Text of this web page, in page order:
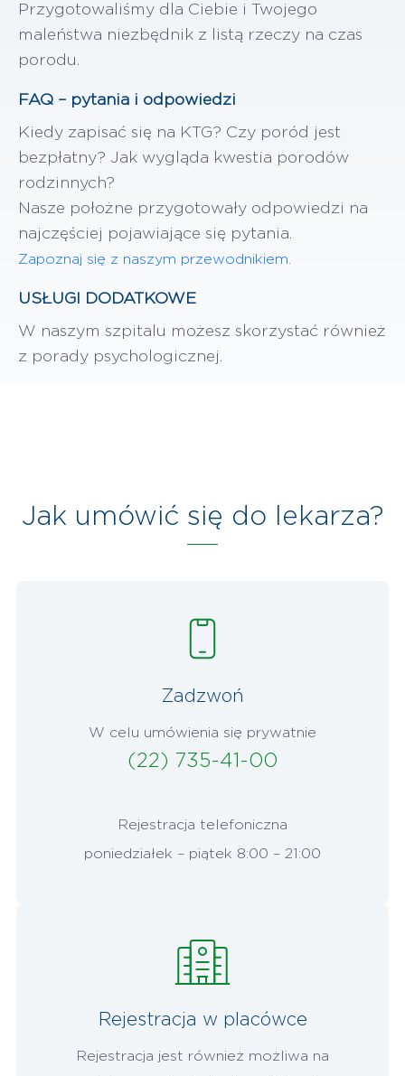
Przygotowaliśmy dla Ciebie i Twojego
maleństwa niezbędnik z listą rzeczy na czas
porodu.
FAQ – pytania i odpowiedzi
Kiedy zapisać się na KTG? Czy poród jest
bezpłatny? Jak wygląda kwestia porodów
rodzinnych?
Nasze położne przygotowały odpowiedzi na
najczęściej pojawiające się pytania.
Zapoznaj się z naszym przewodnikiem.
USŁUGI DODATKOWE
W naszym szpitalu możesz skorzystać również
z porady psychologicznej.
Jak umówić się do lekarza?
Zadzwoń
W celu umówienia się prywatnie
(22) 735-41-00
Rejestracja telefoniczna
poniedziałek – piątek 8:00 – 21:00
Rejestracja w placówce
Rejestracja jest również możliwa na